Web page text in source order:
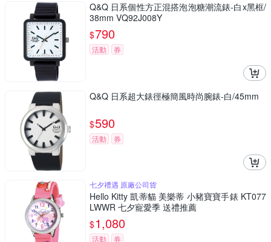
Q&Q 日系個性方正混搭泡泡糖潮流錶-白x黑框/
38mm VQ92J008Y
$790
活動 券
Q&Q 日系超大錶徑極簡風時尚腕錶-白/45mm
$590
活動 券
七夕禮遇 原廠公司貨
Hello Kitty 凱蒂貓 美樂蒂 小豬寶寶手錶 KT077
LWWR 七夕寵愛季 送禮推薦
$1,080
活動 券